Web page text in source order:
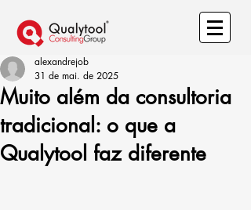
Muito além da consultoria
tradicional: o que a
Qualytool faz diferente
alexandrejob
31 de mai. de 2025